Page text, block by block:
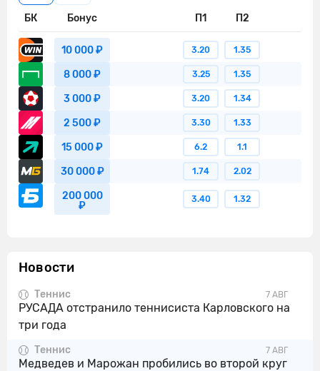
БК Бонус П1 П2
10 000 ₽ 3.20 1.35
8 000 ₽ 3.25 1.35
3 000 ₽ 3.20 1.34
2 500 ₽ 3.30 1.33
15 000 ₽ 6.2 1.1
30 000 ₽ 1.74 2.02
200 000
₽
3.40 1.32
Новости
7 АВГ
Теннис
РУСАДА отстранило теннисиста Карловского на
три года
7 АВГ
Теннис
Медведев и Марожан пробились во второй круг